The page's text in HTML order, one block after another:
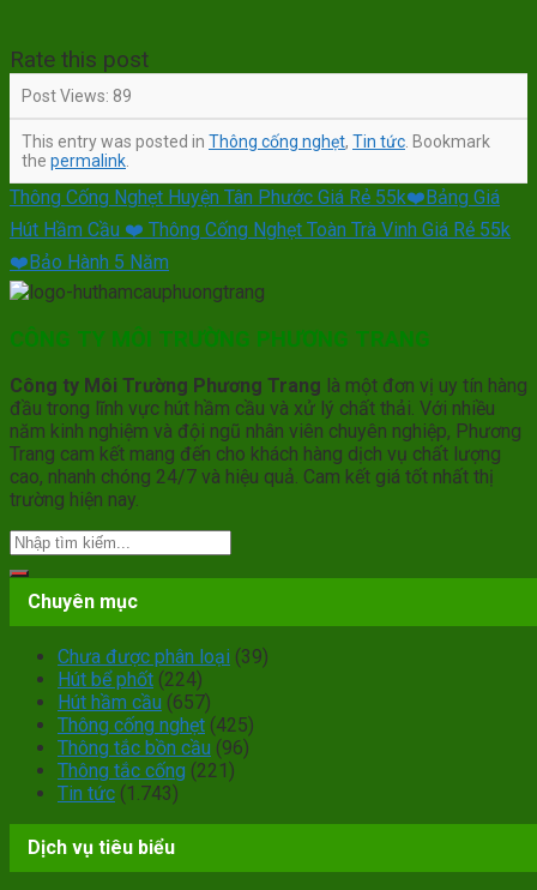
Rate this post
Post Views: 89
This entry was posted in Thông cống nghẹt, Tin tức . Bookmark
the permalink
Thông Cống Nghẹt Huyện Tân Phước Giá Rẻ 55k❤️Bảng Giá
Hút Hầm Cầu ❤️ Thông Cống Nghẹt Toàn Trà Vinh Giá Rẻ 55k
❤️Bảo Hành 5 Năm
CÔNG TY MÔI TRƯỜNG PHƯƠNG TRANG
Công ty Môi Trường Phương Trang là một đơn vị uy tín hàng
đầu trong lĩnh vực hút hầm cầu và xử lý chất thải. Với nhiều
năm kinh nghiệm và đội ngũ nhân viên chuyên nghiệp, Phương
Trang cam kết mang đến cho khách hàng dịch vụ chất lượng
cao, nhanh chóng 24/7 và hiệu quả. Cam kết giá tốt nhất thị
trường hiện nay.
Chuyên mục
Chưa được phân loại (39)
Hút bể phốt (224)
Hút hầm cầu (657)
Thông cống nghẹt (425)
Thông tắc bồn cầu (96)
Thông tắc cống (221)
Tin tức (1.743)
Dịch vụ tiêu biểu